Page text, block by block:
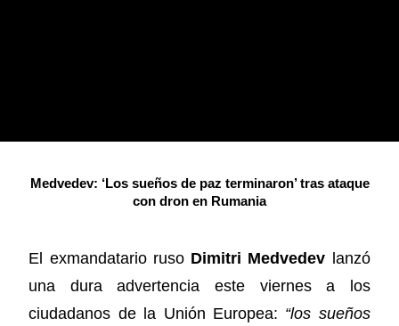
Medvedev: ‘Los sueños de paz terminaron’ tras ataque
con dron en Rumania
El exmandatario ruso Dimitri Medvedev lanzó
una dura advertencia este viernes a los
ciudadanos de la Unión Europea: “los sueños